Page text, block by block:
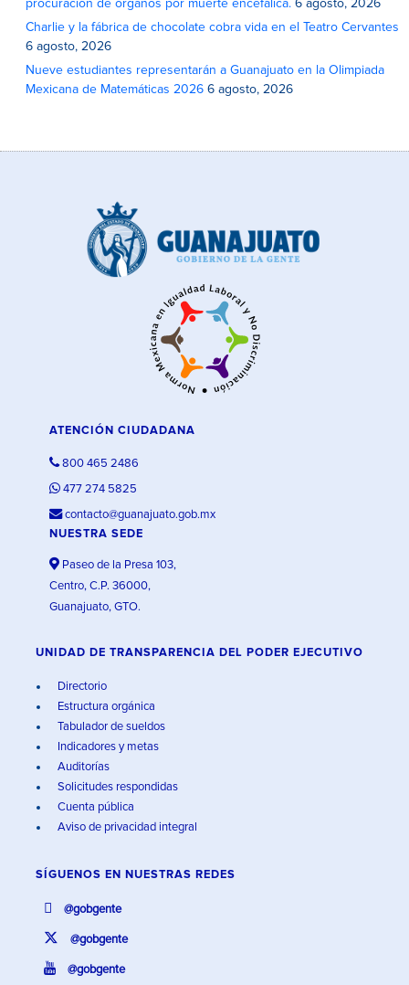
procuración de órganos por muerte encefálica. 6 agosto, 2026
Charlie y la fábrica de chocolate cobra vida en el Teatro Cervantes
6 agosto, 2026
Nueve estudiantes representarán a Guanajuato en la Olimpiada
Mexicana de Matemáticas 2026 6 agosto, 2026
ATENCIÓN CIUDADANA
800 465 2486
477 274 5825
contacto@guanajuato.gob.mx
NUESTRA SEDE
Paseo de la Presa 103,
Centro, C.P. 36000,
Guanajuato, GTO.
UNIDAD DE TRANSPARENCIA DEL PODER EJECUTIVO
Directorio
Estructura orgánica
Tabulador de sueldos
Indicadores y metas
Auditorías
Solicitudes respondidas
Cuenta pública
Aviso de privacidad integral
SÍGUENOS EN NUESTRAS REDES
@gobgente
@gobgente
@gobgente